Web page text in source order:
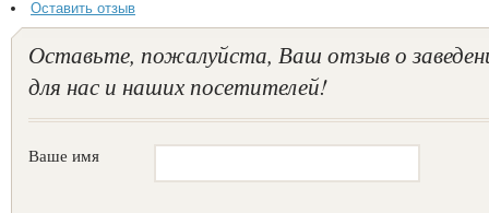
Оставить отзыв
Оставьте, пожалуйста, Ваш отзыв о
для нас и наших посетителей!
Ваше имя